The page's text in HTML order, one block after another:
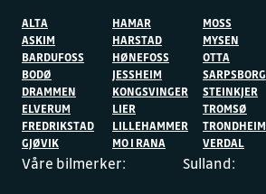
ALTA
ASKIM
BARDUFOSS
BODØ
DRAMMEN
ELVERUM
FREDRIKSTAD
GJØVIK
HAMAR
HARSTAD
HØNEFOSS
JESSHEIM
KONGSVINGER
LIER
LILLEHAMMER
MO I RANA
MOSS
MYSEN
OTTA
SARPSBORG
STEINKJER
TROMSØ
TRONDHEIM
VERDAL
Våre bilmerker: Sulland: